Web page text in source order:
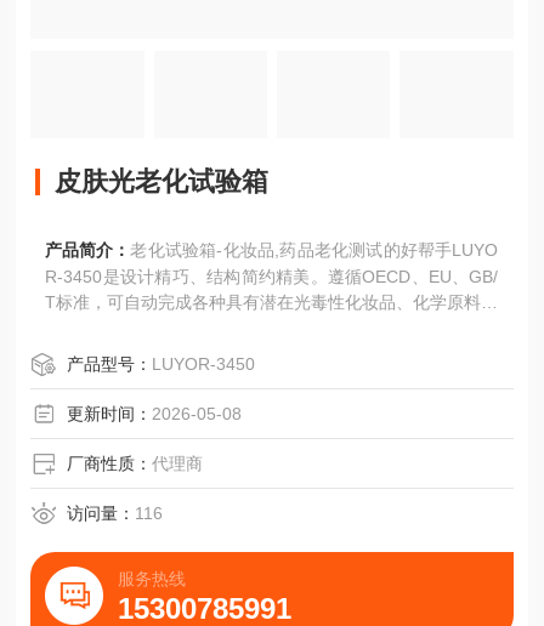
皮肤光老化试验箱
产品简介：老化试验箱-化妆品,药品老化测试的好帮手LUYO
R-3450是设计精巧、结构简约精美。遵循OECD、EU、GB/
T标准，可自动完成各种具有潜在光毒性化妆品、化学原料等
胞基本结构/或生理过程，导致细胞存活、增殖和/或功能的紊
乱，所引发的不良反应，甚至损伤死亡。而细胞的光毒性是
指某些化学物质在某些波长的光源照射下的被激发到激发
态，该激发态显示出毒性杀
产品型号： LUYOR-3450
更新时间： 2026-05-08
厂商性质：代理商
访问量： 116
服务热线
15300785991